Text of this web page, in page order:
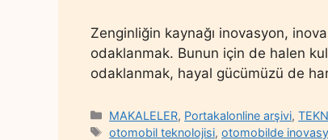
Zenginliğin kaynağı inovasyon,
odaklanmak. Bunun için de halen
odaklanmak, hayal gücümüzü de
Categories
MAKALELER, Portakalonline arşivi,
Tags
otomobil teknolojisi,otomobilde